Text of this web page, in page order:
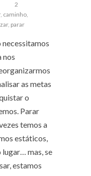
2
, caminho,
, parar
necessitamos
nos
as metas
o
Parar
temos a
estáticos,
lugar… mas, se
estamos